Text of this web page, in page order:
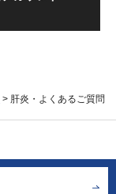
> 肝炎・よくあるご質問